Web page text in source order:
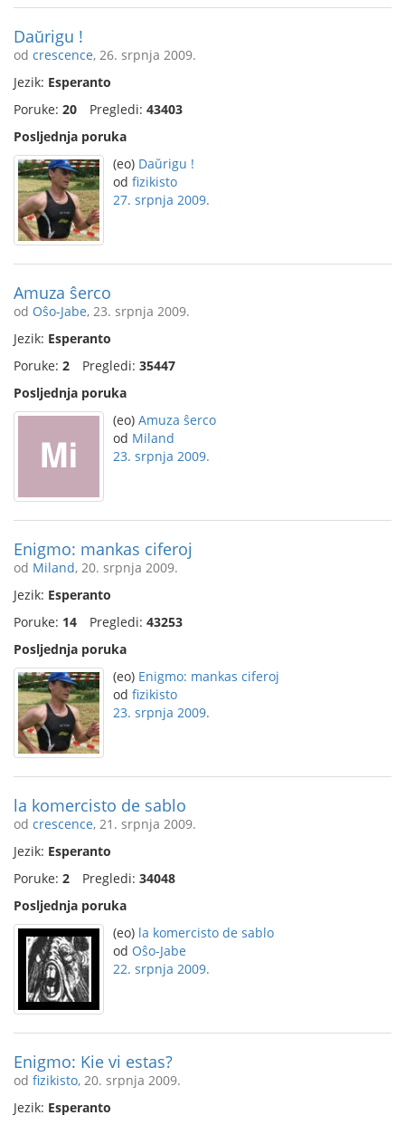
Daŭrigu !
od crescence, 26. srpnja 2009.
Jezik: Esperanto
Poruke: 20 Pregledi: 43403
Posljednja poruka
(eo) Daŭrigu !
od fizikisto
27. srpnja 2009.
Amuza ŝerco
od Oŝo-Jabe, 23. srpnja 2009.
Jezik: Esperanto
Poruke: 2 Pregledi: 35447
Posljednja poruka
(eo) Amuza ŝerco
od Miland
23. srpnja 2009.
Enigmo: mankas ciferoj
od Miland, 20. srpnja 2009.
Jezik: Esperanto
Poruke: 14 Pregledi: 43253
Posljednja poruka
(eo) Enigmo: mankas ciferoj
od fizikisto
23. srpnja 2009.
la komercisto de sablo
od crescence, 21. srpnja 2009.
Jezik: Esperanto
Poruke: 2 Pregledi: 34048
Posljednja poruka
(eo) la komercisto de sablo
od Oŝo-Jabe
22. srpnja 2009.
Enigmo: Kie vi estas?
od fizikisto, 20. srpnja 2009.
Jezik: Esperanto